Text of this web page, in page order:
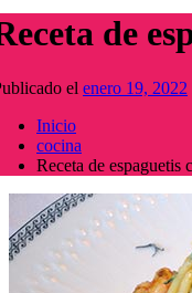
de
el enero 19, 2022
Inicio
cocina
Receta de espaguetis